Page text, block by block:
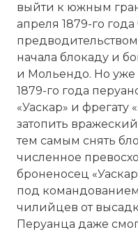
выйти к южным
апреля 1879-го
начала блокаду и
и Мольендо. Но уже
1879-го года
«Уаскар» и
затопить
тем самым снять
численное
броненосец
под
чилийцев от
Перуанца даже